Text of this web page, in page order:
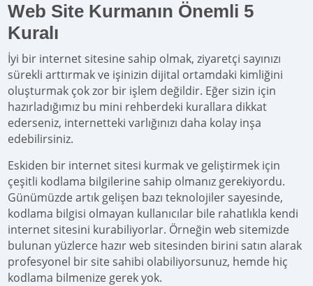
Web Site Kurmanın Önemli 5
Kuralı
İyi bir internet sitesine sahip olmak, ziyaretçi sayınızı
sürekli arttırmak ve işinizin dijital ortamdaki kimliğini
oluşturmak çok zor bir işlem değildir. Eğer sizin için
hazırladığımız bu mini rehberdeki kurallara dikkat
ederseniz, internetteki varlığınızı daha kolay inşa
edebilirsiniz.
Eskiden bir internet sitesi kurmak ve geliştirmek için
çeşitli kodlama bilgilerine sahip olmanız gerekiyordu.
Günümüzde artık gelişen bazı teknolojiler sayesinde,
kodlama bilgisi olmayan kullanıcılar bile rahatlıkla kendi
internet sitesini kurabiliyorlar. Örneğin web sitemizde
bulunan yüzlerce hazır web sitesinden birini satın alarak
profesyonel bir site sahibi olabiliyorsunuz, hemde hiç
kodlama bilmenize gerek yok.